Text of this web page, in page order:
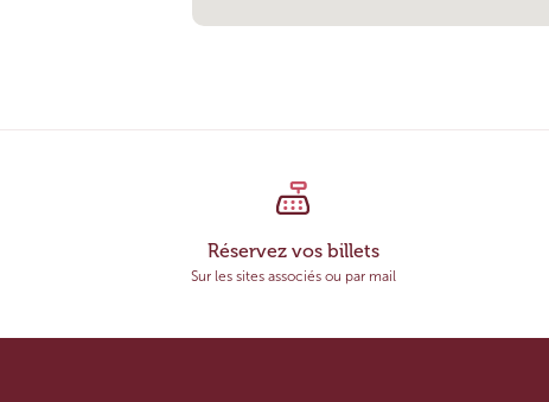
Réservez vos billets
Sur les sites associés ou par mail